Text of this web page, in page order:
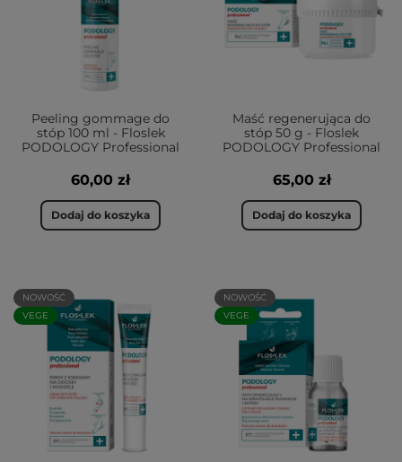
Peeling gommage do
stóp 100 ml - Floslek
PODOLOGY Professional
60,00 zł
Dodaj do koszyka
Maść regenerująca do
stóp 50 g - Floslek
PODOLOGY Professional
65,00 zł
Dodaj do koszyka
NOWOŚĆ
VEGE
NOWOŚĆ
VEGE